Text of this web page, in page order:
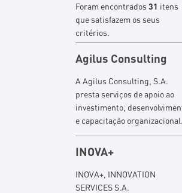
Foram encontrados31 itens
que satisfazem os seus
critérios.
Agilus Consulting
A Agilus Consulting, S.A.
presta serviços de apoio ao
investimento,
e capacitação organizacional.
INOVA+
INOVA+, INNOVATION
SERVICES S.A.